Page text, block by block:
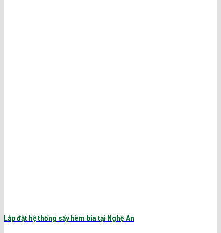
Lắp đặt hệ thống sấy hèm bia tại Nghệ An